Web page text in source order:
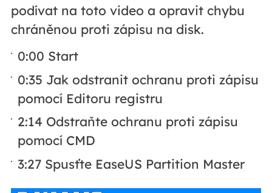
podívat na toto video a opravit chybu
chráněnou proti zápisu na disk.
0:00 Start
0:35 Jak odstranit ochranu proti zápisu
pomocí Editoru registru
2:14 Odstraňte ochranu proti zápisu
pomocí CMD
3:27 Spusťte EaseUS Partition Master